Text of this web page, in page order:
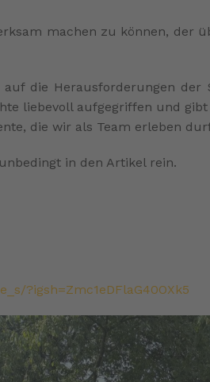
machen zu können, der
die Herausforderungen der
liebevoll aufgegriffen und
die wir als Team erleben
in den Artikel rein.
?igsh=Zmc1eDFlaG40OXk5